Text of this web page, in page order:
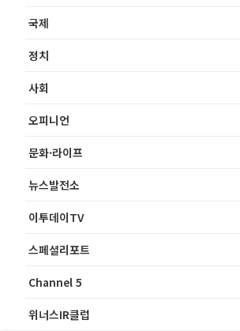
국제
정치
사회
오피니언
문화·라이프
뉴스발전소
이투데이TV
스페셜리포트
Channel 5
위너스IR클럽